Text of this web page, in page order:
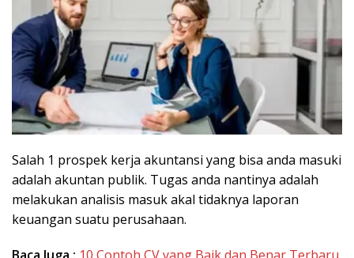
Salah 1 prospek kerja akuntansi yang bisa anda masuki
adalah akuntan publik. Tugas anda nantinya adalah
melakukan analisis masuk akal tidaknya laporan
keuangan suatu perusahaan.